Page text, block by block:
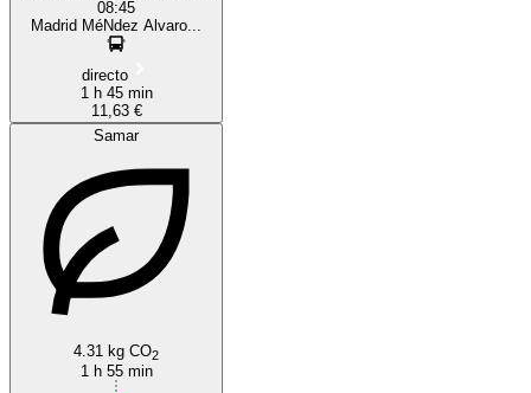
08:45
Madrid MéNdez Alvaro...
directo
1 h 45 min
11,63 €
Samar
4.31 kg CO2
1 h 55 min